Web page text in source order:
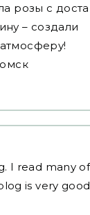
розы с
– создали
I read many
is very